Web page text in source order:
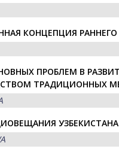
КОНЦЕПЦИЯ
ПРОБЛЕМ В
ТРАДИЦИОННЫХ